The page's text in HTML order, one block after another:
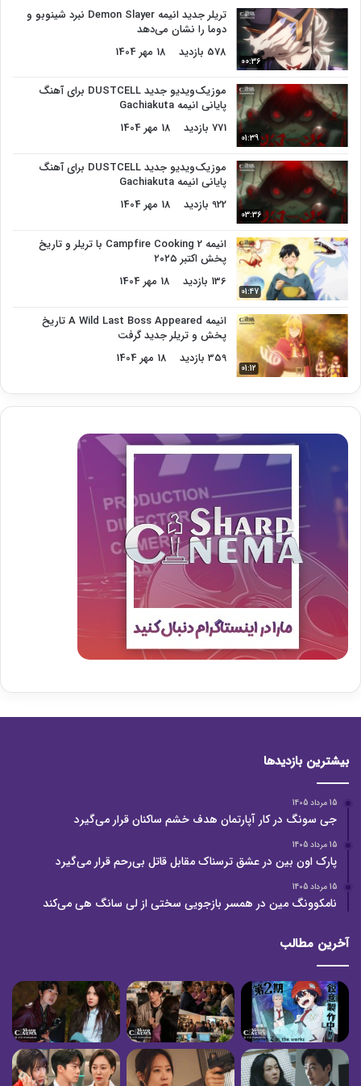
00:36
تریلر جدید انیمه Demon Slayer نبرد شینوبو و
دوما را نشان می‌دهد
578 بازدید
18 مهر 1404
01:39
موزیک‌ویدیو جدید DUSTCELL برای آهنگ
پایانی انیمه Gachiakuta
771 بازدید
18 مهر 1404
03:36
موزیک‌ویدیو جدید DUSTCELL برای آهنگ
پایانی انیمه Gachiakuta
922 بازدید
18 مهر 1404
01:47
انیمه Campfire Cooking 2 با تریلر و تاریخ
پخش اکتبر ۲۰۲۵
136 بازدید
18 مهر 1404
01:12
انیمه A Wild Last Boss Appeared تاریخ
پخش و تریلر جدید گرفت
359 بازدید
18 مهر 1404
بیشترین بازدیدها
15 مرداد 1405
جی سونگ در کار آپارتمان هدف خشم ساکنان قرار می‌گیرد
15 مرداد 1405
پارک اون بین در عشق ترسناک مقابل قاتل بی‌رحم قرار می‌گیرد
15 مرداد 1405
نامکوونگ مین در همسر بازجویی سختی از لی سانگ هی می‌کند
آخرین مطالب